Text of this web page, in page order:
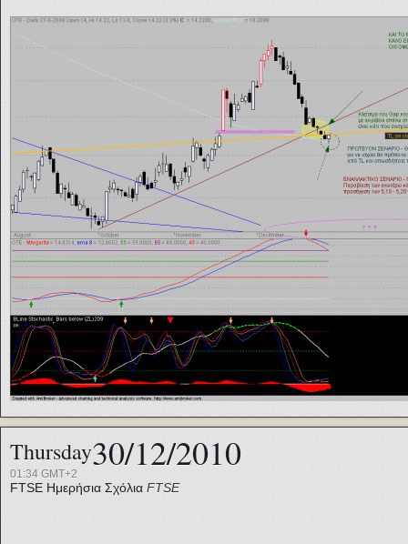
Thursday30/12/2010
01:34 GMT+2
FTSE Ημερήσια Σχόλια FTSE